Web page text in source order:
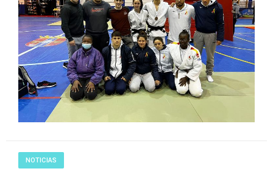
NOTICIAS